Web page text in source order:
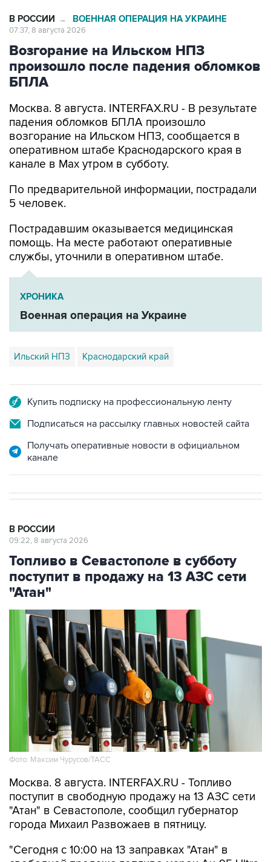
В РОССИИ → ВОЕННАЯ ОПЕРАЦИЯ НА УКРАИНЕ
07:37, 8 августа 2026
Возгорание на Ильском НПЗ
произошло после падения обломков
БПЛА
Москва. 8 августа. INTERFAX.RU - В результате
падения обломков БПЛА произошло
возгорание на Ильском НПЗ, сообщается в
оперативном штабе Краснодарского края в
канале в Max утром в субботу.
По предварительной информации, пострадали
5 человек.
Пострадавшим оказывается медицинская
помощь. На месте работают оперативные
службы, уточнили в оперативном штабе.
ХРОНИКА
Военная операция на Украине
Ильский НПЗ Краснодарский край
Купить подписку на профессиональную ленту
Подписаться на рассылку главных новостей сайта
Получать оперативные новости в официальном
канале
В РОССИИ
09:22, 8 августа 2026
Топливо в Севастополе в субботу
поступит в продажу на 13 АЗС сети
"Атан"
Фото: Максим Чурусов/ТАСС
Москва. 8 августа. INTERFAX.RU - Топливо
поступит в свободную продажу на 13 АЗС сети
"Атан" в Севастополе, сообщил губернатор
города Михаил Развожаев в пятницу.
"Сегодня с 10:00 на 13 заправках "Атан" в